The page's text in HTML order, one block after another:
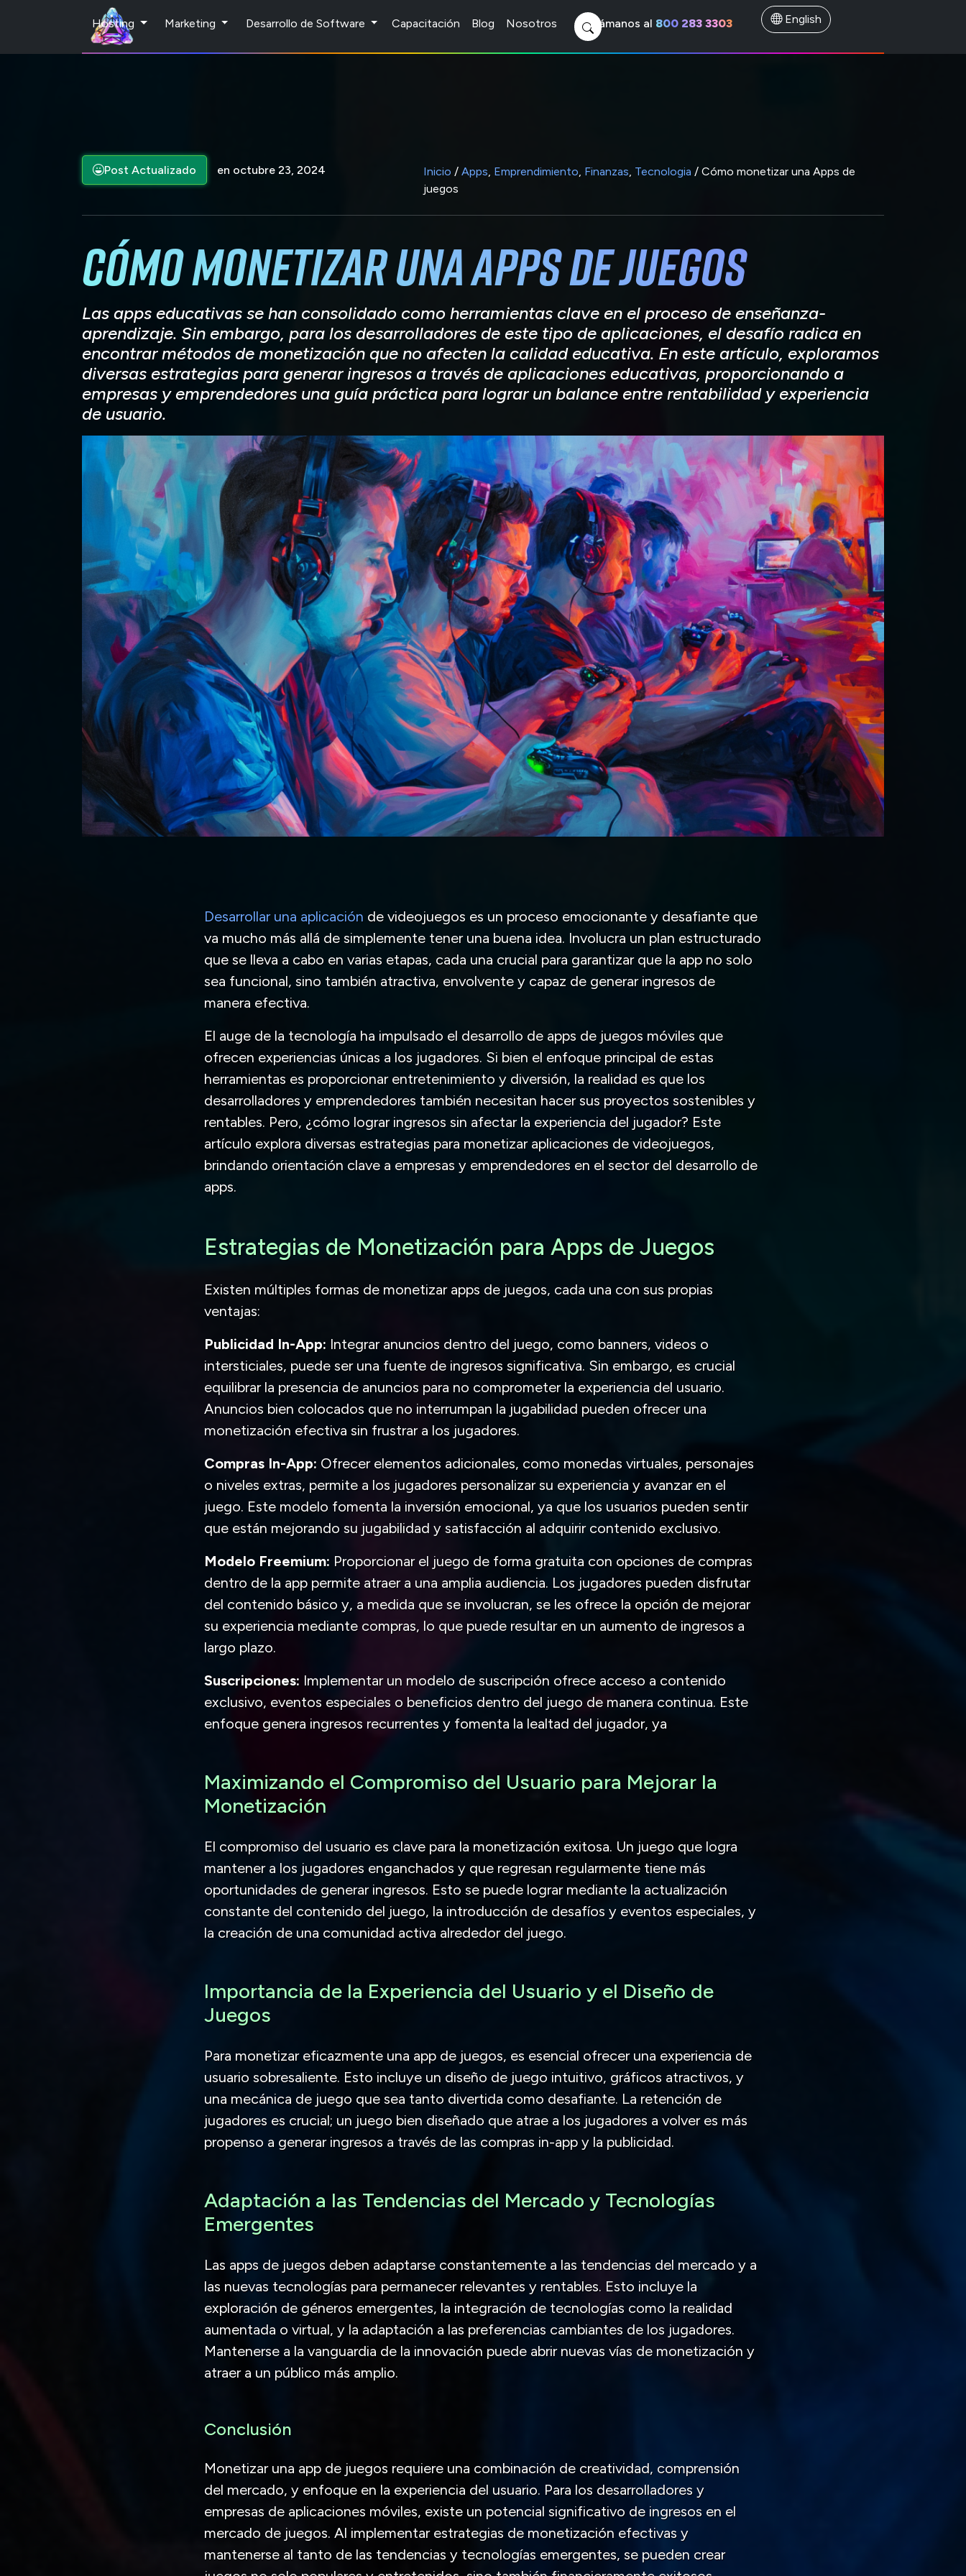
Hosting Marketing Desarrollo de Software Capacitación Blog Nosotros Llámanos al 800 283 3303 English
Post Actualizado en octubre 23, 2024 Inicio / Apps, Emprendimiento, Finanzas, Tecnologia / Cómo monetizar una Apps de
juegos
Cómo monetizar una Apps de juegos
Las apps educativas se han consolidado como herramientas clave en el proceso de enseñanza-
aprendizaje. Sin embargo, para los desarrolladores de este tipo de aplicaciones, el desafío radica en
encontrar métodos de monetización que no afecten la calidad educativa. En este artículo, exploramos
diversas estrategias para generar ingresos a través de aplicaciones educativas, proporcionando a
empresas y emprendedores una guía práctica para lograr un balance entre rentabilidad y experiencia
de usuario.
Desarrollar una aplicación de videojuegos es un proceso emocionante y desafiante que
va mucho más allá de simplemente tener una buena idea. Involucra un plan estructurado
que se lleva a cabo en varias etapas, cada una crucial para garantizar que la app no solo
sea funcional, sino también atractiva, envolvente y capaz de generar ingresos de
manera efectiva.
El auge de la tecnología ha impulsado el desarrollo de apps de juegos móviles que
ofrecen experiencias únicas a los jugadores. Si bien el enfoque principal de estas
herramientas es proporcionar entretenimiento y diversión, la realidad es que los
desarrolladores y emprendedores también necesitan hacer sus proyectos sostenibles y
rentables. Pero, ¿cómo lograr ingresos sin afectar la experiencia del jugador? Este
artículo explora diversas estrategias para monetizar aplicaciones de videojuegos,
brindando orientación clave a empresas y emprendedores en el sector del desarrollo de
apps.
Estrategias de Monetización para Apps de Juegos
Existen múltiples formas de monetizar apps de juegos, cada una con sus propias
ventajas:
Publicidad In-App: Integrar anuncios dentro del juego, como banners, videos o
intersticiales, puede ser una fuente de ingresos significativa. Sin embargo, es crucial
equilibrar la presencia de anuncios para no comprometer la experiencia del usuario.
Anuncios bien colocados que no interrumpan la jugabilidad pueden ofrecer una
monetización efectiva sin frustrar a los jugadores.
Compras In-App: Ofrecer elementos adicionales, como monedas virtuales, personajes
o niveles extras, permite a los jugadores personalizar su experiencia y avanzar en el
juego. Este modelo fomenta la inversión emocional, ya que los usuarios pueden sentir
que están mejorando su jugabilidad y satisfacción al adquirir contenido exclusivo.
Modelo Freemium: Proporcionar el juego de forma gratuita con opciones de compras
dentro de la app permite atraer a una amplia audiencia. Los jugadores pueden disfrutar
del contenido básico y, a medida que se involucran, se les ofrece la opción de mejorar
su experiencia mediante compras, lo que puede resultar en un aumento de ingresos a
largo plazo.
Suscripciones: Implementar un modelo de suscripción ofrece acceso a contenido
exclusivo, eventos especiales o beneficios dentro del juego de manera continua. Este
enfoque genera ingresos recurrentes y fomenta la lealtad del jugador, ya
Maximizando el Compromiso del Usuario para Mejorar la
Monetización
El compromiso del usuario es clave para la monetización exitosa. Un juego que logra
mantener a los jugadores enganchados y que regresan regularmente tiene más
oportunidades de generar ingresos. Esto se puede lograr mediante la actualización
constante del contenido del juego, la introducción de desafíos y eventos especiales, y
la creación de una comunidad activa alrededor del juego.
Importancia de la Experiencia del Usuario y el Diseño de
Juegos
Para monetizar eficazmente una app de juegos, es esencial ofrecer una experiencia de
usuario sobresaliente. Esto incluye un diseño de juego intuitivo, gráficos atractivos, y
una mecánica de juego que sea tanto divertida como desafiante. La retención de
jugadores es crucial; un juego bien diseñado que atrae a los jugadores a volver es más
propenso a generar ingresos a través de las compras in-app y la publicidad.
Adaptación a las Tendencias del Mercado y Tecnologías
Emergentes
Las apps de juegos deben adaptarse constantemente a las tendencias del mercado y a
las nuevas tecnologías para permanecer relevantes y rentables. Esto incluye la
exploración de géneros emergentes, la integración de tecnologías como la realidad
aumentada o virtual, y la adaptación a las preferencias cambiantes de los jugadores.
Mantenerse a la vanguardia de la innovación puede abrir nuevas vías de monetización y
atraer a un público más amplio.
Conclusión
Monetizar una app de juegos requiere una combinación de creatividad, comprensión
del mercado, y enfoque en la experiencia del usuario. Para los desarrolladores y
empresas de aplicaciones móviles, existe un potencial significativo de ingresos en el
mercado de juegos. Al implementar estrategias de monetización efectivas y
mantenerse al tanto de las tendencias y tecnologías emergentes, se pueden crear